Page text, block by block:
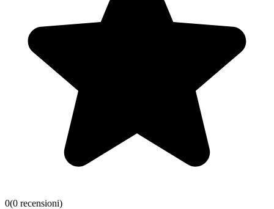
0(0 recensioni)